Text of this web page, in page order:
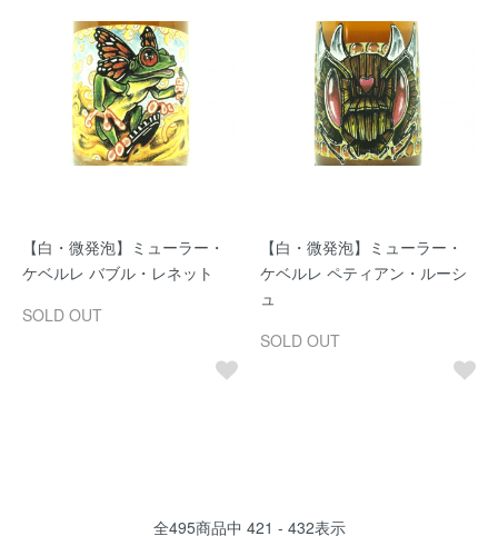
【白・微発泡】ミューラー・
ケベルレ バブル・レネット
SOLD OUT
【白・微発泡】ミューラー・
ケベルレ ペティアン・ルーシ
ュ
SOLD OUT
全495商品中 421 - 432表示